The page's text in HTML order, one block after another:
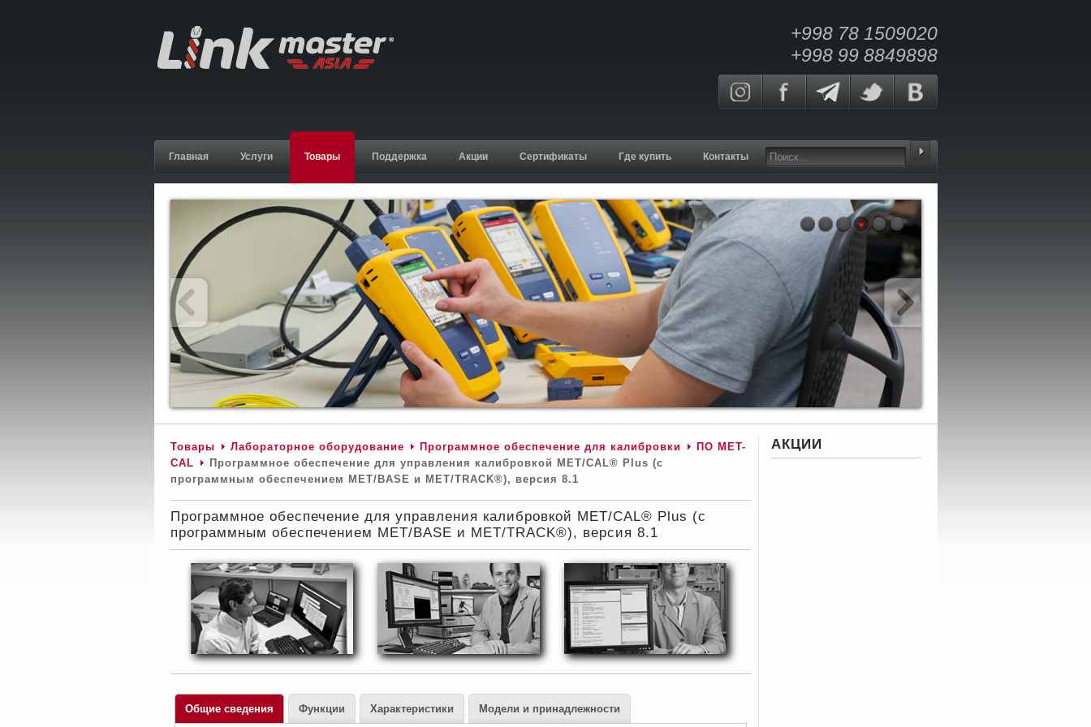
+998 78 1509020
+998 99 8849898
Главная Услуги Товары Поддержка Акции Сертификаты Где купить Контакты
Товары Лабораторное оборудование Программное обеспечение для калибровки
ПО MET-
CAL
Программное обеспечение для управления калибровкой MET/CAL® Plus (с
программным обеспечением MET/BASE и MET/TRACK®), версия 8.1
Программное обеспечение для управления калибровкой MET/CAL® Plus (с
программным обеспечением MET/BASE и MET/TRACK®), версия 8.1
Общие сведения Функции Характеристики Модели и принадлежности
АКЦИИ